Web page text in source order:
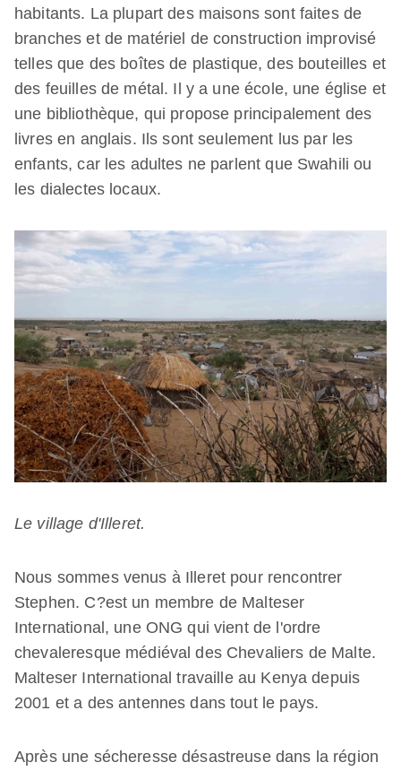
habitants. La plupart des maisons sont faites de
branches et de matériel de construction improvisé
telles que des boîtes de plastique, des bouteilles et
des feuilles de métal. Il y a une école, une église et
une bibliothèque, qui propose principalement des
livres en anglais. Ils sont seulement lus par les
enfants, car les adultes ne parlent que Swahili ou
les dialectes locaux.
Le village d'Illeret.
Nous sommes venus à Illeret pour rencontrer
Stephen. C?est un membre de Malteser
International, une ONG qui vient de l'ordre
chevaleresque médiéval des Chevaliers de Malte.
Malteser International travaille au Kenya depuis
2001 et a des antennes dans tout le pays.
Après une sécheresse désastreuse dans la région